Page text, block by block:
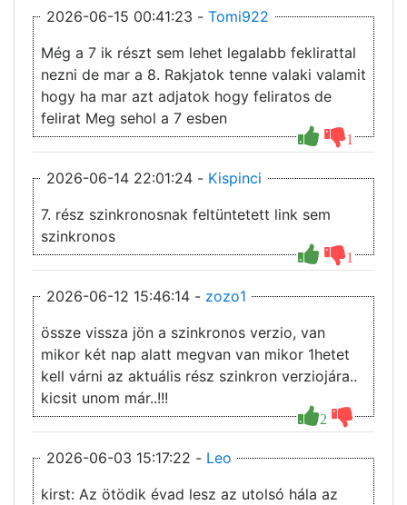
2026-06-15 00:41:23 - Tomi922
1
Még a 7 ik részt sem lehet legalabb feklirattal
nezni de mar a 8. Rakjatok tenne valaki valamit
hogy ha mar azt adjatok hogy feliratos de
felirat Meg sehol a 7 esben
2026-06-14 22:01:24 - Kispinci
1
7. rész szinkronosnak feltüntetett link sem
szinkronos
2026-06-12 15:46:14 - zozo1
2
össze vissza jön a szinkronos verzio, van
mikor két nap alatt megvan van mikor 1hetet
kell várni az aktuális rész szinkron verziojára..
kicsit unom már..!!!
2026-06-03 15:17:22 - Leo
kirst: Az ötödik évad lesz az utolsó hála az